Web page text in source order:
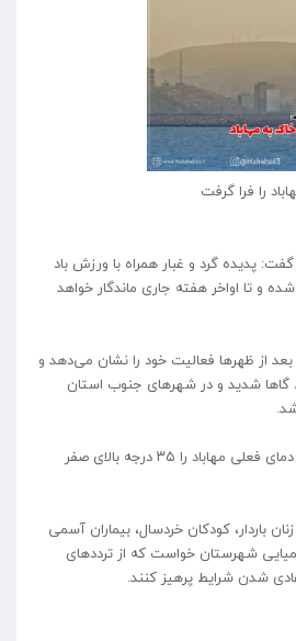
را فرا گرفت
پدیده گرد و غبار همراه با ورزش باد
و تا اواخر هفته جاری ماندگار خواهد
از ظهر‌ها فعالیت خود را نشان می‌دهد و
شدید و در شهر‌های جنوب استان
رئیس اداره هواشناسی مهاباد دمای فعلی مهاباد را ۳۵ درجه بالای صفر
باردار، کودکان خردسال، بیماران آسمی
شهرستان خواست که از تردد‌های
شدن شرایط پرهیز کنند.